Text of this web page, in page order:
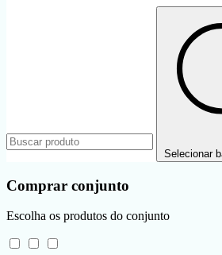
Selecionar
Comprar conjunto
Escolha os produtos do conjunto